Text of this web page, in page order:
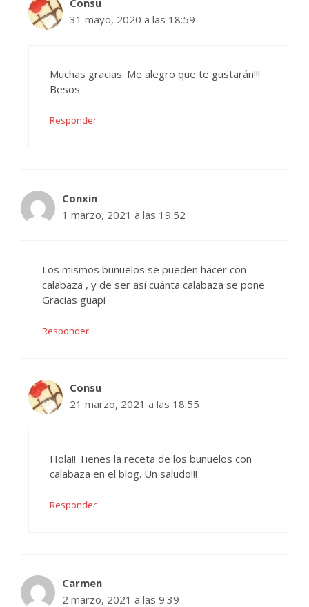
Consu
31 mayo, 2020 a las 18:59
Muchas gracias. Me alegro que te gustarán!!!
Besos.
Responder
Conxin
1 marzo, 2021 a las 19:52
Los mismos buñuelos se pueden hacer con
calabaza , y de ser así cuánta calabaza se pone
Gracias guapi
Responder
Consu
21 marzo, 2021 a las 18:55
Hola!! Tienes la receta de los buñuelos con
calabaza en el blog. Un saludo!!!
Responder
Carmen
2 marzo, 2021 a las 9:39